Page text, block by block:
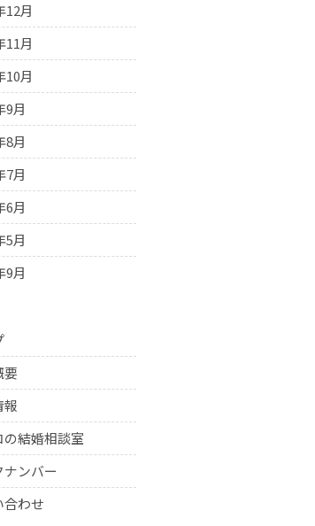
12月
11月
10月
9月
8月
7月
6月
5月
9月
要
報
の結婚相談室
ナンバー
合わせ